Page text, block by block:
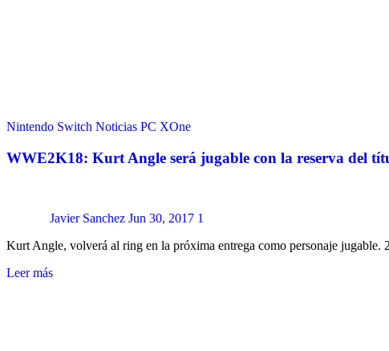
Nintendo Switch Noticias PC XOne
WWE2K18: Kurt Angle será jugable con la reserva del
Javier Sanchez Jun 30, 2017 1
Kurt Angle, volverá al ring en la próxima entrega como personaje
Leer más